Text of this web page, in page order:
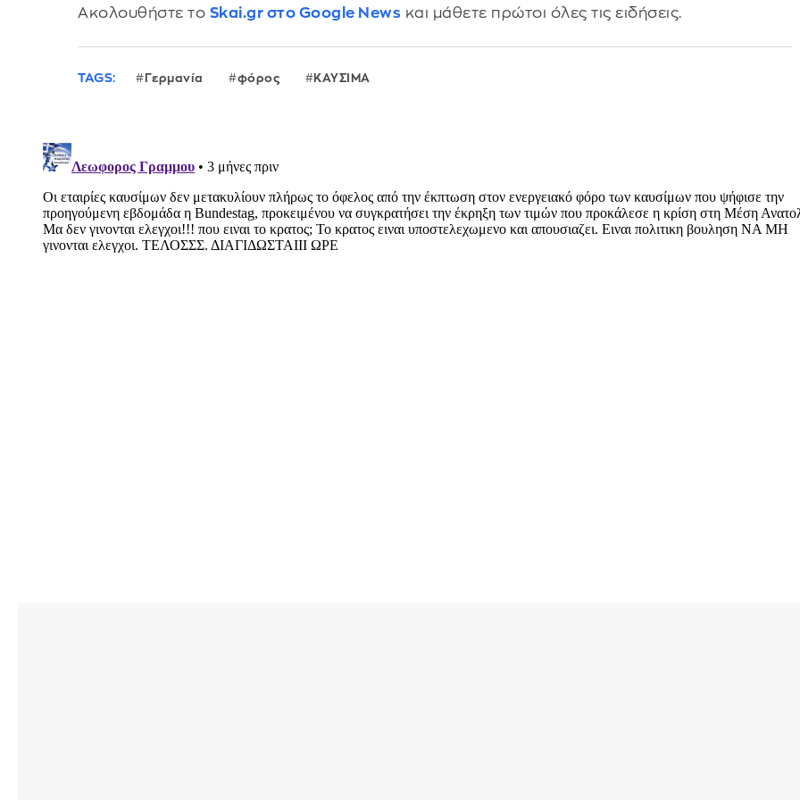
Ακολουθήστε το Skai.gr στο Google News και μάθετε πρώτοι όλες τις ειδήσεις.
TAGS: Γερμανία φόρος ΚΑΥΣΙΜΑ